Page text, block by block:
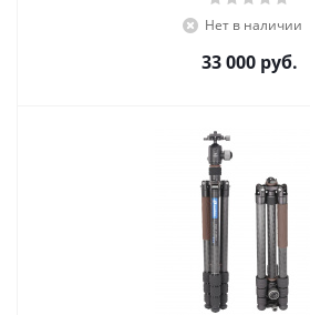
Нет в наличии
33 000руб.